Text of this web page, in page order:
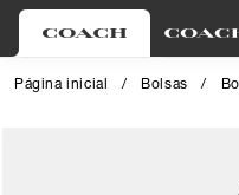
Página inicial / Bolsas /